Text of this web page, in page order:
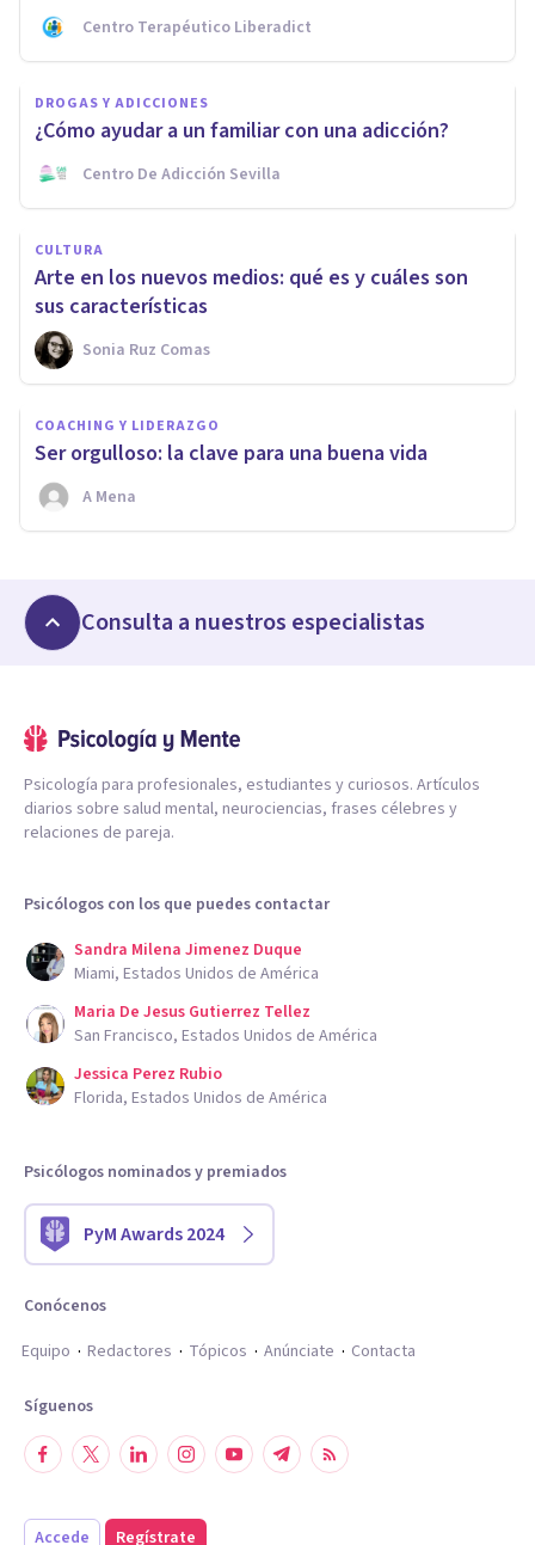
Centro Terapéutico Liberadict
DROGAS Y ADICCIONES
¿Cómo ayudar a un familiar con una adicción?
Centro De Adicción Sevilla
CULTURA
Arte en los nuevos medios: qué es y cuáles son
sus características
Sonia Ruz Comas
COACHING Y LIDERAZGO
Ser orgulloso: la clave para una buena vida
A Mena
Consulta a nuestros especialistas
Psicología para profesionales, estudiantes y curiosos. Artículos
diarios sobre salud mental, neurociencias, frases célebres y
relaciones de pareja.
Psicólogos con los que puedes contactar
Sandra Milena Jimenez Duque
Miami, Estados Unidos de América
Maria De Jesus Gutierrez Tellez
San Francisco, Estados Unidos de América
Jessica Perez Rubio
Florida, Estados Unidos de América
Psicólogos nominados y premiados
PyM Awards 2024
Conócenos
Equipo
Redactores Tópicos Anúnciate Contacta
Síguenos
Accede Regístrate